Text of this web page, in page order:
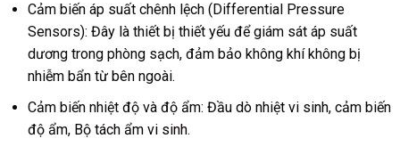
Cảm biến áp suất chênh lệch (Differential Pressure
Sensors): Đây là thiết bị thiết yếu để giám sát áp suất
dương trong phòng sạch, đảm bảo không khí không bị
nhiễm bẩn từ bên ngoài.
Cảm biến nhiệt độ và độ ẩm: Đầu dò nhiệt vi sinh, cảm biến
độ ẩm, Bộ tách ẩm vi sinh.